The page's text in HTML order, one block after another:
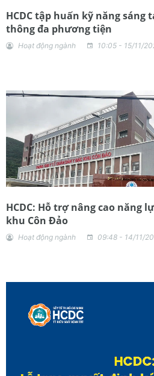
HCDC tập huấn kỹ năng sáng
thông đa phương tiện
Hoạt động ngành 10:05 - 15/11/
HCDC: Hỗ trợ nâng cao năng
khu Côn Đảo
Hoạt động ngành 09:48 - 14/11/